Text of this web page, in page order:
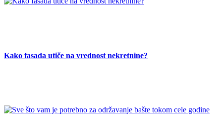
Kako fasada utiče na vrednost nekretnine?